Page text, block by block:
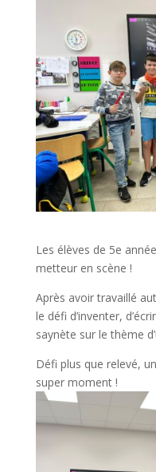
Les élèves de 5e
metteur en scène !
Après avoir travaillé
le défi d’inventer,
saynète sur le thème
Défi plus que relevé,
super moment !